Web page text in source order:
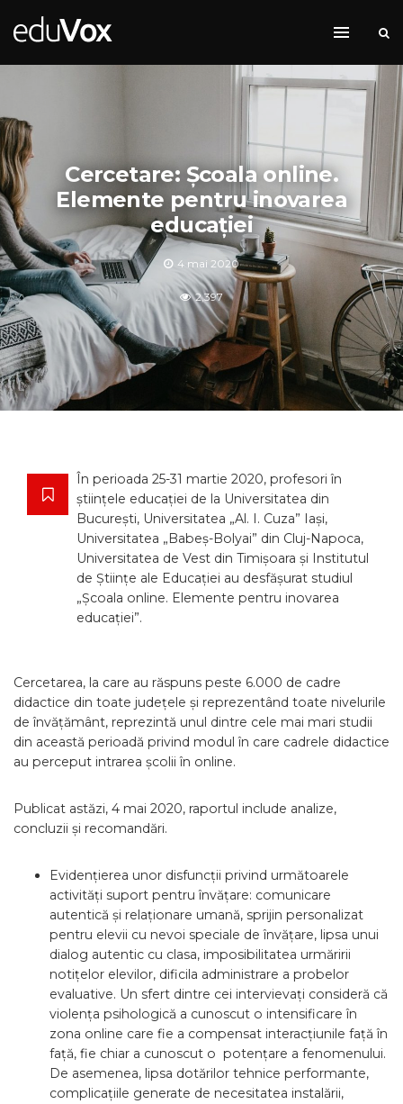
Cercetare: Școala online.
Elemente pentru inovarea
educației
4 mai 2020
2,397
În perioada 25-31 martie 2020, profesori în
științele educației de la Universitatea din
București, Universitatea „Al. I. Cuza” Iași,
Universitatea „Babeș-Bolyai” din Cluj-Napoca,
Universitatea de Vest din Timișoara și Institutul
de Științe ale Educației au desfășurat studiul
„Școala online. Elemente pentru inovarea
educației”.
Cercetarea, la care au răspuns peste 6.000 de cadre
didactice din toate județele și reprezentând toate nivelurile
de învățământ, reprezintă unul dintre cele mai mari studii
din această perioadă privind modul în care cadrele didactice
au perceput intrarea școlii în online.
Publicat astăzi, 4 mai 2020, raportul include analize,
concluzii și recomandări.
Evidențierea unor disfuncții privind următoarele
activități suport pentru învățare: comunicare
autentică și relaționare umană, sprijin personalizat
pentru elevii cu nevoi speciale de învățare, lipsa unui
dialog autentic cu clasa, imposibilitatea urmăririi
notițelor elevilor, dificila administrare a probelor
evaluative. Un sfert dintre cei intervievați consideră că
violența psihologică a cunoscut o intensificare în
zona online care fie a compensat interacțiunile față în
față, fie chiar a cunoscut o potențare a fenomenului.
De asemenea, lipsa dotărilor tehnice performante,
complicațiile generate de necesitatea instalării,